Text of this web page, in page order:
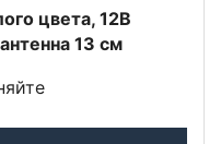
цвета, 12В
13 см